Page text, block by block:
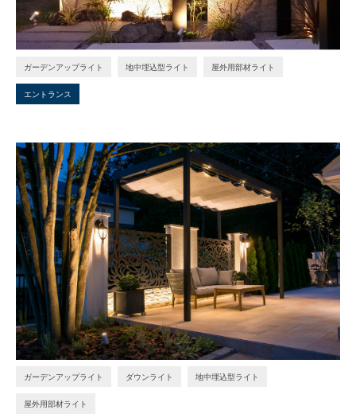
ガーデンアップライト 地中埋込型ライト 屋外用部材ライト
エントランス
ガーデンアップライト ダウンライト 地中埋込型ライト
屋外用部材ライト